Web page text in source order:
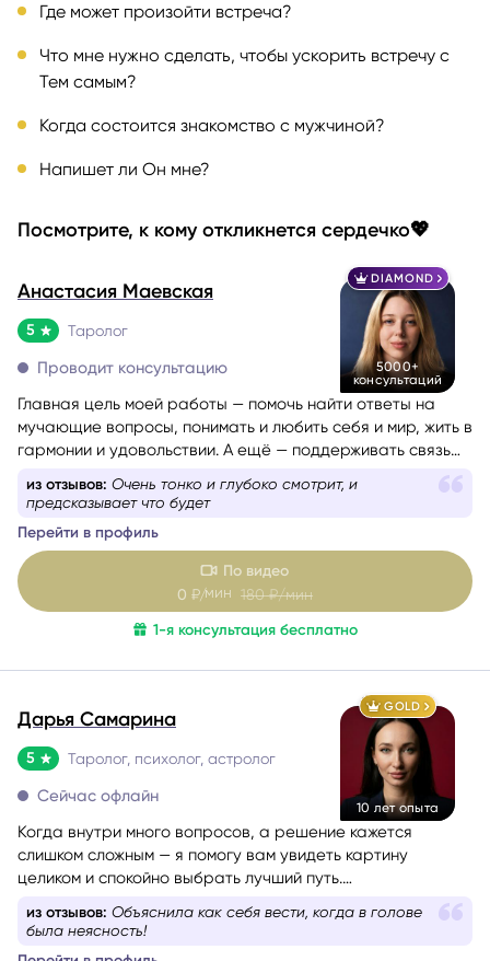
Где может произойти встреча?
Что мне нужно сделать, чтобы ускорить встречу с
Тем самым?
Когда состоится знакомство с мужчиной?
Напишет ли Он мне?
Посмотрите, к кому откликнется сердечко💖
DIAMOND
5000+
консультаций
Анастасия Маевская
5 Таролог
Проводит консультацию
Главная цель моей работы — помочь найти ответы на
мучающие вопросы, понимать и любить себя и мир, жить в
гармонии и удовольствии. А ещё — поддерживать связь
со своим Высшим Я, уметь проживать разные состояния
из любви. Все знания я проверяю и пропускаю через
из отзывов: Очень тонко и глубоко смотрит, и
предсказывает что будет
Перейти в профиль
По видео
0 ₽/мин180 ₽/мин
1-я консультация бесплатно
GOLD
10 лет опыта
Дарья Самарина
5 Таролог, психолог, астролог
Сейчас офлайн
Когда внутри много вопросов, а решение кажется
слишком сложным — я помогу вам увидеть картину
целиком и спокойно выбрать лучший путь.
помогая людям проходить сложные этапы жизни
из отзывов: Объяснила как себя вести, когда в голове
была неясность!